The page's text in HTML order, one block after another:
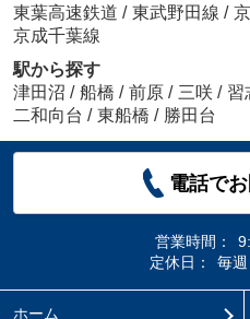
東葉高速鉄道 / 東武野田線 /
京成千葉線
駅から探す
津田沼 / 船橋 / 前原 / 三咲 / 習
二和向台 / 東船橋 / 勝田台
電話で
営業時間：
定休日：
毎
ホーム